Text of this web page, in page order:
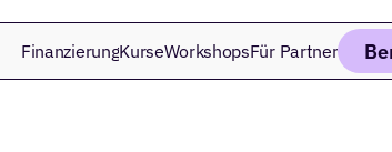
FinanzierungKurseWorkshopsFür Partner